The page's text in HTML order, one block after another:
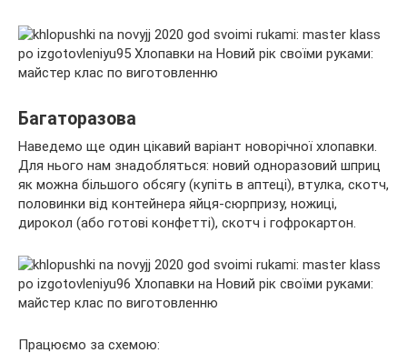
Багаторазова
Наведемо ще один цікавий варіант новорічної хлопавки.
Для нього нам знадобляться: новий одноразовий шприц
як можна більшого обсягу (купіть в аптеці), втулка, скотч,
половинки від контейнера яйця-сюрпризу, ножиці,
дирокол (або готові конфетті), скотч і гофрокартон.
Працюємо за схемою: